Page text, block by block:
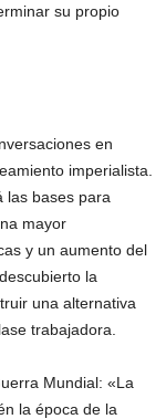
su propio
en
imperialista.
las bases para
mayor
y un aumento del
la
una alternativa
trabajadora.
Mundial: «La
la época de la